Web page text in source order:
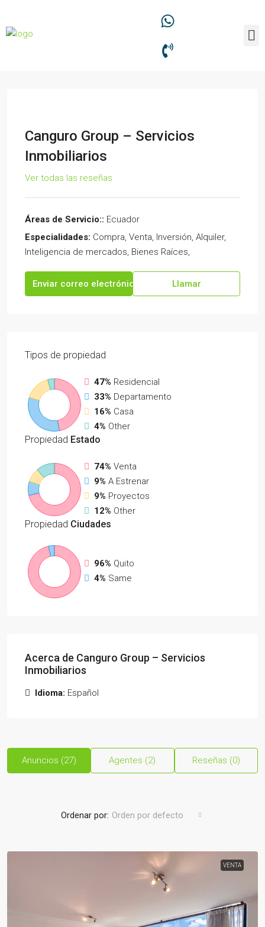
Canguro Group – Servicios
Inmobiliarios
Ver todas las reseñas
Áreas de Servicio:: Ecuador
Especialidades: Compra, Venta, Inversión, Alquiler,
Inteligencia de mercados, Bienes Raíces,
Enviar correo electrónico Llamar
Tipos de propiedad
47% Residencial
33% Departamento
16% Casa
4% Other
Propiedad Estado
74% Venta
9% A Estrenar
9% Proyectos
12% Other
Propiedad Ciudades
96% Quito
4% Same
Acerca de Canguro Group – Servicios
Inmobiliarios
Idioma: Español
Anuncios (27) Agentes (2) Reseñas (0)
Ordenar por: Orden por defecto
VENTA